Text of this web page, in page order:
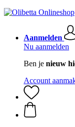
Aanmelden
Nu aanmelden
Ben je nieuw
Account